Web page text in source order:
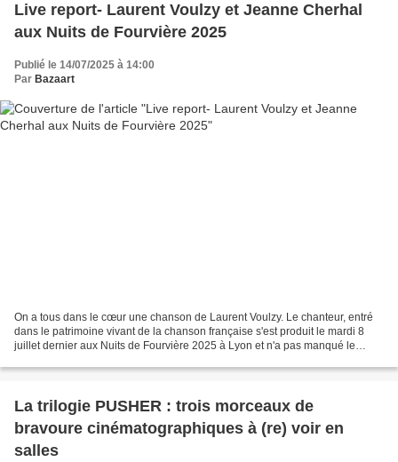
Live report- Laurent Voulzy et Jeanne Cherhal
aux Nuits de Fourvière 2025
Publié le 14/07/2025 à 14:00
Par Bazaart
On a tous dans le cœur une chanson de Laurent Voulzy. Le chanteur, entré
dans le patrimoine vivant de la chanson française s'est produit le mardi 8
juillet dernier aux Nuits de Fourvière 2025 à Lyon et n'a pas manqué le
La trilogie PUSHER : trois morceaux de
bravoure cinématographiques à (re) voir en
salles